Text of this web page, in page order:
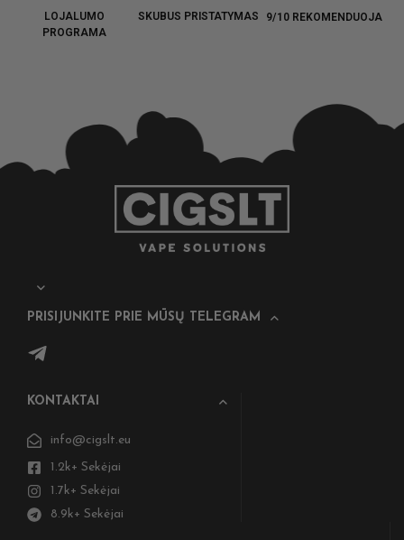
LOJALUMO
PROGRAMA
SKUBUS PRISTATYMAS 9/10 REKOMENDUOJA
PRISIJUNKITE PRIE MŪSŲ TELEGRAM
KONTAKTAI
info@cigslt.eu
1.2k+ Sekėjai
1.7k+ Sekėjai
8.9k+ Sekėjai